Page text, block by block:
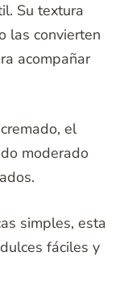
Su textura
las convierten
acompañar
el
moderado
simples, esta
fáciles y